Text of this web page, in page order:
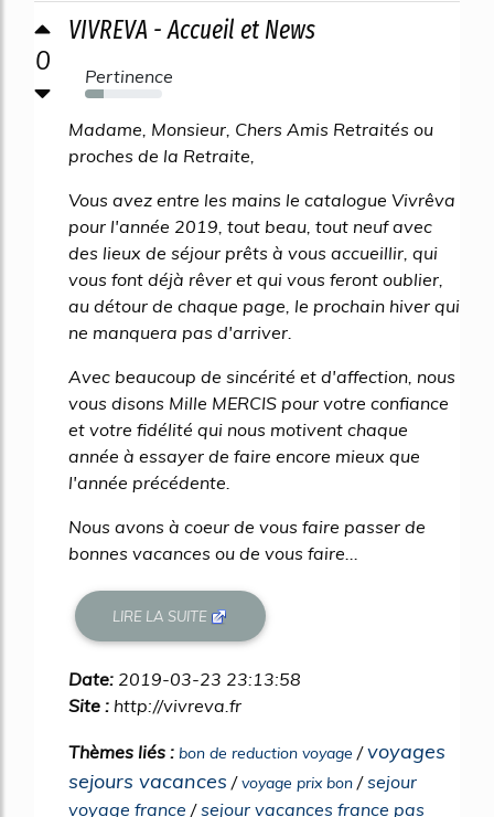
0
VIVREVA - Accueil et News
Pertinence
24%
Madame, Monsieur, Chers Amis Retraités ou
proches de la Retraite,
Vous avez entre les mains le catalogue Vivrêva
pour l'année 2019, tout beau, tout neuf avec
des lieux de séjour prêts à vous accueillir, qui
vous font déjà rêver et qui vous feront oublier,
au détour de chaque page, le prochain hiver qui
ne manquera pas d'arriver.
Avec beaucoup de sincérité et d'affection, nous
vous disons Mille MERCIS pour votre confiance
et votre fidélité qui nous motivent chaque
année à essayer de faire encore mieux que
l'année précédente.
Nous avons à coeur de vous faire passer de
bonnes vacances ou de vous faire...
LIRE LA SUITE
Date: 2019-03-23 23:13:58
Site : http://vivreva.fr
Thèmes liés : bon de reduction voyage /voyages
sejours vacances /voyage prix bon /sejour
voyage france /sejour vacances france pas